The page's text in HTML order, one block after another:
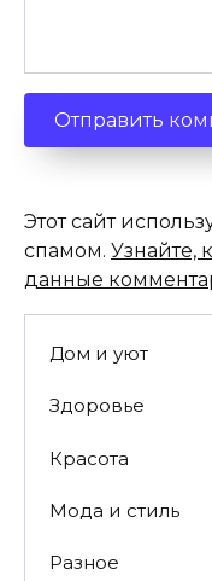
Этот сайт
спамом. Узнайте,
данные
Дом и уют
Здоровье
Красота
Мода и стиль
Разное